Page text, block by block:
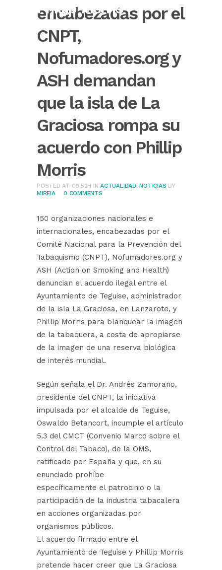
Phillip Morris
encabezadas por el
CNPT,
Nofumadores.org y
ASH demandan
que la isla de La
Graciosa rompa su
acuerdo con Phillip
Morris
POSTED AT 09:52H INACTUALIDAD,NOTICIAS BY
MIREIA
0 COMMENTS
150 organizaciones nacionales e
internacionales, encabezadas por el
Comité Nacional para la Prevención del
Tabaquismo (CNPT), Nofumadores.org y
ASH (Action on Smoking and Health)
denuncian el acuerdo ilegal entre el
Ayuntamiento de Teguise, administrador
de la isla La Graciosa, en Lanzarote, y
Phillip Morris para blanquear la imagen
de la tabaquera, a costa de apropiarse
de la imagen de una reserva biológica
de interés mundial.
Según señala el Dr. Andrés Zamorano,
presidente del CNPT, la iniciativa
impulsada por el alcalde de Teguise,
Oswaldo Betancort, incumple el artículo
5.3 del CMCT (Convenio Marco sobre el
Control del Tabaco), de la OMS,
ratificado por España y que, en su
enunciado prohíbe
específicamente el patrocinio o la
participación de la industria tabacalera
en acciones organizadas por
organismos públicos.
El acuerdo firmado entre el
Ayuntamiento de Teguise y Phillip Morris
pretende hacer creer que La Graciosa